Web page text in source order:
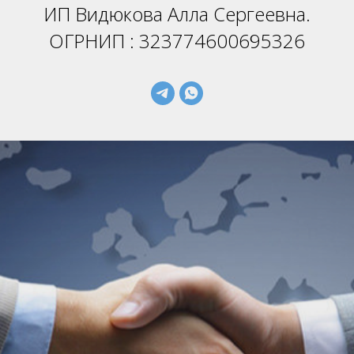
ИП Видюкова Алла Сергеевна.
ОГРНИП : 323774600695326